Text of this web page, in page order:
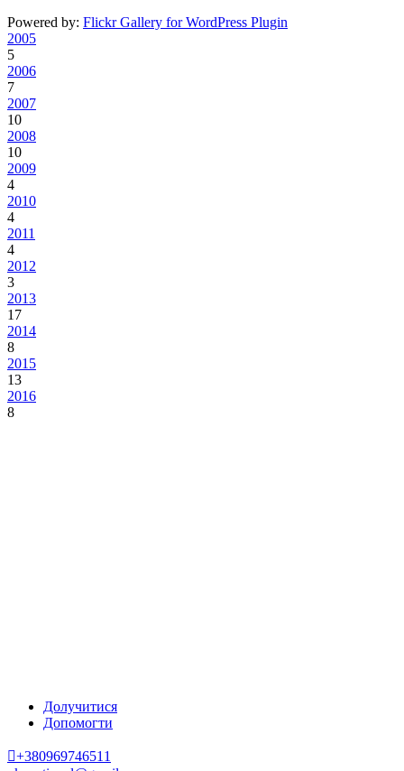
Powered by: Flickr Gallery for WordPress Plugin
2005
5
2006
7
2007
10
2008
10
2009
4
2010
4
2011
4
2012
3
2013
17
2014
8
2015
13
2016
8
Долучитися
Допомогти
+380969746511